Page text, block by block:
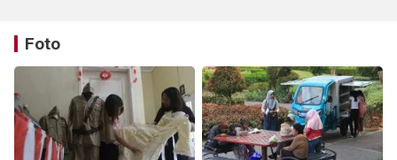
Foto